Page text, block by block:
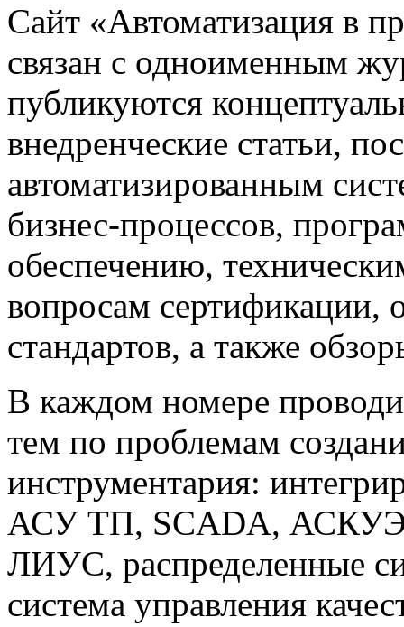
Сайт «Автоматизация в
связан с одноименным
публикуются
внедренческие статьи,
автоматизированным
бизнес-процессов,
обеспечению,
вопросам
стандартов, а также
В каждом номере
тем по проблемам
инструментария:
АСУ ТП, SCADA,
ЛИУС, распределенные
система управления